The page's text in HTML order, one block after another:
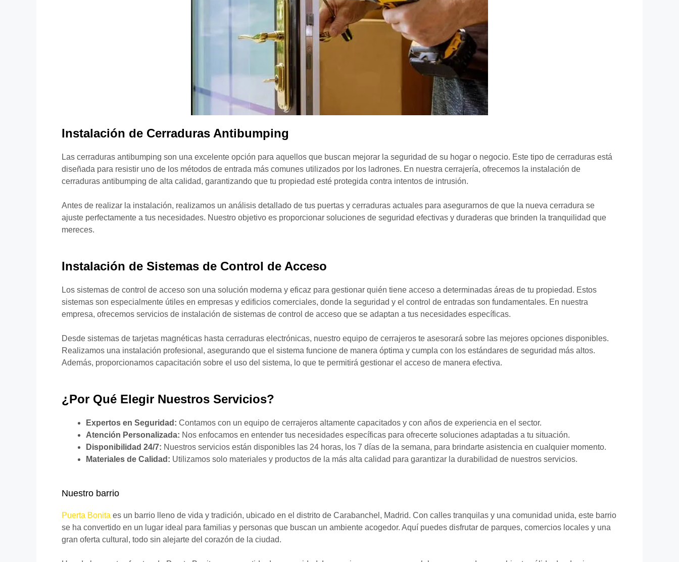
Instalación de Cerraduras Antibumping
Las cerraduras antibumping son una excelente opción para aquellos que buscan mejorar la seguridad de su hogar o negocio. Este tipo de cerraduras está
diseñada para resistir uno de los métodos de entrada más comunes utilizados por los ladrones. En nuestra cerrajería, ofrecemos la instalación de
cerraduras antibumping de alta calidad, garantizando que tu propiedad esté protegida contra intentos de intrusión.
Antes de realizar la instalación, realizamos un análisis detallado de tus puertas y cerraduras actuales para asegurarnos de que la nueva cerradura se
ajuste perfectamente a tus necesidades. Nuestro objetivo es proporcionar soluciones de seguridad efectivas y duraderas que brinden la tranquilidad que
mereces.
Instalación de Sistemas de Control de Acceso
Los sistemas de control de acceso son una solución moderna y eficaz para gestionar quién tiene acceso a determinadas áreas de tu propiedad. Estos
sistemas son especialmente útiles en empresas y edificios comerciales, donde la seguridad y el control de entradas son fundamentales. En nuestra
empresa, ofrecemos servicios de instalación de sistemas de control de acceso que se adaptan a tus necesidades específicas.
Desde sistemas de tarjetas magnéticas hasta cerraduras electrónicas, nuestro equipo de cerrajeros te asesorará sobre las mejores opciones disponibles.
Realizamos una instalación profesional, asegurando que el sistema funcione de manera óptima y cumpla con los estándares de seguridad más altos.
Además, proporcionamos capacitación sobre el uso del sistema, lo que te permitirá gestionar el acceso de manera efectiva.
¿Por Qué Elegir Nuestros Servicios?
Expertos en Seguridad: Contamos con un equipo de cerrajeros altamente capacitados y con años de experiencia en el sector.
Atención Personalizada: Nos enfocamos en entender tus necesidades específicas para ofrecerte soluciones adaptadas a tu situación.
Disponibilidad 24/7: Nuestros servicios están disponibles las 24 horas, los 7 días de la semana, para brindarte asistencia en cualquier momento.
Materiales de Calidad: Utilizamos solo materiales y productos de la más alta calidad para garantizar la durabilidad de nuestros servicios.
Nuestro barrio
Puerta Bonita es un barrio lleno de vida y tradición, ubicado en el distrito de Carabanchel, Madrid. Con calles tranquilas y una comunidad unida, este barrio
se ha convertido en un lugar ideal para familias y personas que buscan un ambiente acogedor. Aquí puedes disfrutar de parques, comercios locales y una
gran oferta cultural, todo sin alejarte del corazón de la ciudad.